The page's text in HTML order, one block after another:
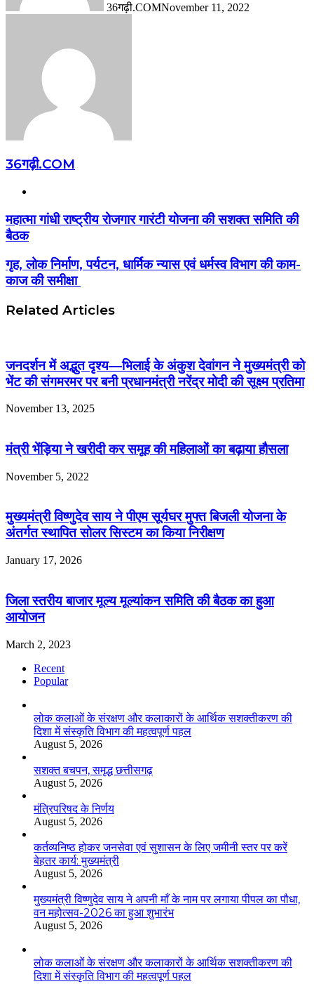
36गढ़ी.COMNovember 11, 2022
36गढ़ी.COM
महात्मा गांधी राष्ट्रीय रोजगार गारंटी योजना की सशक्त समिति की
बैठक
गृह, लोक निर्माण, पर्यटन, धार्मिक न्यास एवं धर्मस्व विभाग की काम-
काज की समीक्षा
Related Articles
जनदर्शन में अद्भुत दृश्य—भिलाई के अंकुश देवांगन ने मुख्यमंत्री को
भेंट की संगमरमर पर बनी प्रधानमंत्री नरेंद्र मोदी की सूक्ष्म प्रतिमा
November 13, 2025
मंत्री भेंड़िया ने खरीदी कर समूह की महिलाओं का बढ़ाया हौसला
November 5, 2022
मुख्यमंत्री विष्णुदेव साय ने पीएम सूर्यघर मुफ्त बिजली योजना के
अंतर्गत स्थापित सोलर सिस्टम का किया निरीक्षण
January 17, 2026
जिला स्तरीय बाजार मूल्य मूल्यांकन समिति की बैठक का हुआ
आयोजन
March 2, 2023
Recent
Popular
लोक कलाओं के संरक्षण और कलाकारों के आर्थिक सशक्तीकरण की
दिशा में संस्कृति विभाग की महत्वपूर्ण पहल
August 5, 2026
सशक्त बचपन, समृद्ध छत्तीसगढ़
August 5, 2026
मंत्रिपरिषद के निर्णय
August 5, 2026
कर्तव्यनिष्ठ होकर जनसेवा एवं सुशासन के लिए जमीनी स्तर पर करें
बेहतर कार्य: मुख्यमंत्री
August 5, 2026
मुख्यमंत्री विष्णुदेव साय ने अपनी माँ के नाम पर लगाया पीपल का पौधा,
वन महोत्सव-2026 का हुआ शुभारंभ
August 5, 2026
लोक कलाओं के संरक्षण और कलाकारों के आर्थिक सशक्तीकरण की
दिशा में संस्कृति विभाग की महत्वपूर्ण पहल